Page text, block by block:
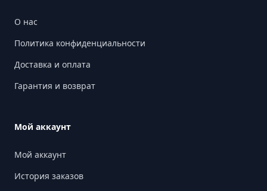
О нас
Политика конфиденциальности
Доставка и оплата
Гарантия и возврат
Мой аккаунт
Мой аккаунт
История заказов